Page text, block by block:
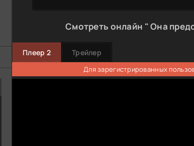
Смотреть онлайн " Она
Плеер 2 Трейлер
Для зарегистрированных